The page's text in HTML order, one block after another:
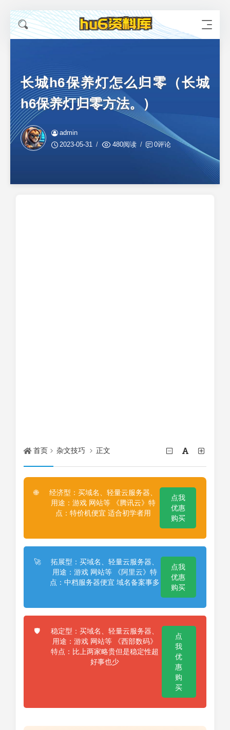
长城h6保养灯怎么归零（长城
h6保养灯归零方法。）
admin
2023-05-31
480阅读 0评论
首页 杂文技巧 正文
🌐
经济型：买域名、轻量云服务器、
用途：游戏 网站等 《腾讯云》特
点：特价机便宜 适合初学者用
点我
优惠
购买
🚀
拓展型：买域名、轻量云服务器、
用途：游戏 网站等 《阿里云》特
点：中档服务器便宜 域名备案事多
点我
优惠
购买
🛡️
稳定型：买域名、轻量云服务器、
用途：游戏 网站等 《西部数码》
特点：比上两家略贵但是稳定性超
好事也少
点
我
优
惠
购
买